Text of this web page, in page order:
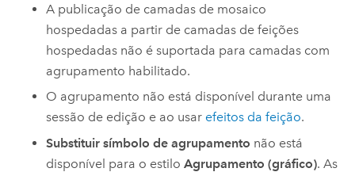
A publicação de camadas de mosaico
hospedadas a partir de camadas de feições
hospedadas não é suportada para camadas com
agrupamento habilitado.
O agrupamento não está disponível durante uma
sessão de edição e ao usar efeitos da feição.
Substituir símbolo de agrupamento não está
disponível para o estiloAgrupamento (gráfico). As